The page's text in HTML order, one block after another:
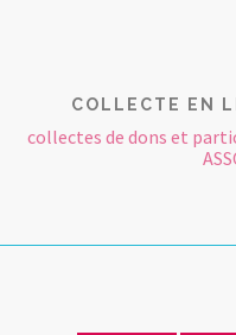
COLLECTE EN
collectes de dons et